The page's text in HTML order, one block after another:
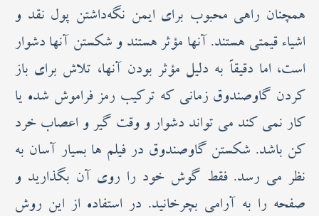
همچنان راهی محبوب برای ایمن نگه‌داشتن پول نقد و
اشیاء قیمتی هستند. آنها مؤثر هستند و شکستن آنها دشوار
است، اما دقیقاً به دلیل مؤثر بودن آنها، تلاش برای باز
کردن گاوصندوق زمانی که ترکیب رمز فراموش شده یا
کار نمی کند می تواند دشوار و وقت گیر و اعصاب خرد
کن باشد. شکستن گاوصندوق در فیلم ها بسیار آسان به
نظر می رسد. فقط گوش خود را روی آن بگذارید و
صفحه را به آرامی بچرخانید. در استفاده از این روش